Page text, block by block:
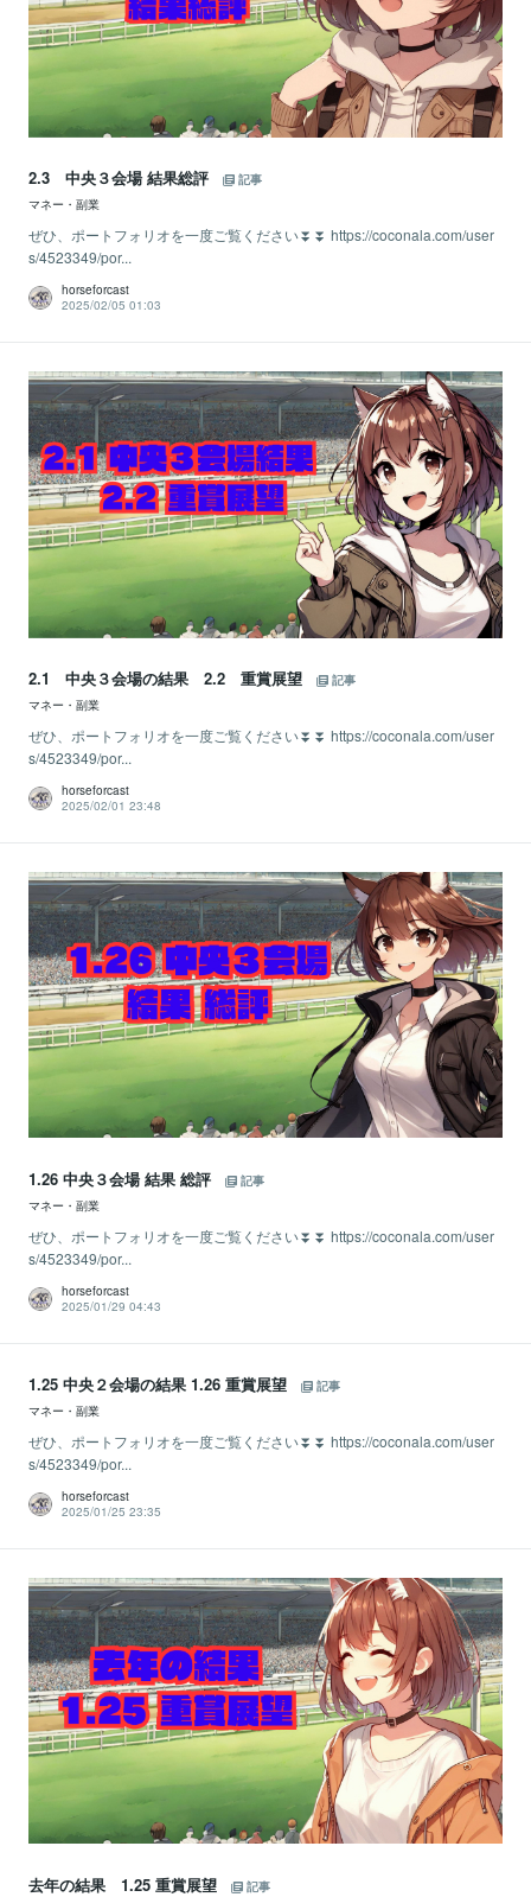
2.3 中央３会場 結果総評
記事
マネー・副業
ぜひ、ポートフォリオを一度ご覧ください⏬⏬ https://coconala.com/user
s/4523349/por...
horseforcast
2025/02/05 01:03
2.1 中央３会場の結果 2.2 重賞展望
記事
マネー・副業
ぜひ、ポートフォリオを一度ご覧ください⏬⏬ https://coconala.com/user
s/4523349/por...
horseforcast
2025/02/01 23:48
1.26 中央３会場 結果 総評
記事
マネー・副業
ぜひ、ポートフォリオを一度ご覧ください⏬⏬ https://coconala.com/user
s/4523349/por...
horseforcast
2025/01/29 04:43
1.25 中央２会場の結果 1.26 重賞展望
記事
マネー・副業
ぜひ、ポートフォリオを一度ご覧ください⏬⏬ https://coconala.com/user
s/4523349/por...
horseforcast
2025/01/25 23:35
去年の結果 1.25 重賞展望
記事